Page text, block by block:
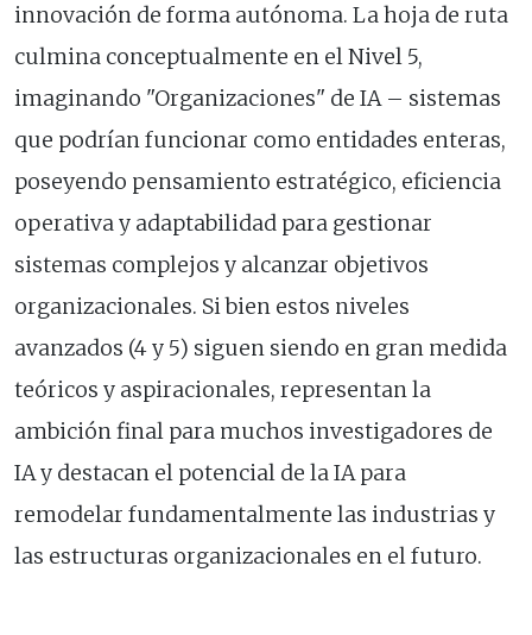
innovación de forma autónoma. La hoja de ruta
culmina conceptualmente en el Nivel 5,
imaginando "Organizaciones" de IA – sistemas
que podrían funcionar como entidades enteras,
poseyendo pensamiento estratégico, eficiencia
operativa y adaptabilidad para gestionar
sistemas complejos y alcanzar objetivos
organizacionales. Si bien estos niveles
avanzados (4 y 5) siguen siendo en gran medida
teóricos y aspiracionales, representan la
ambición final para muchos investigadores de
IA y destacan el potencial de la IA para
remodelar fundamentalmente las industrias y
las estructuras organizacionales en el futuro.